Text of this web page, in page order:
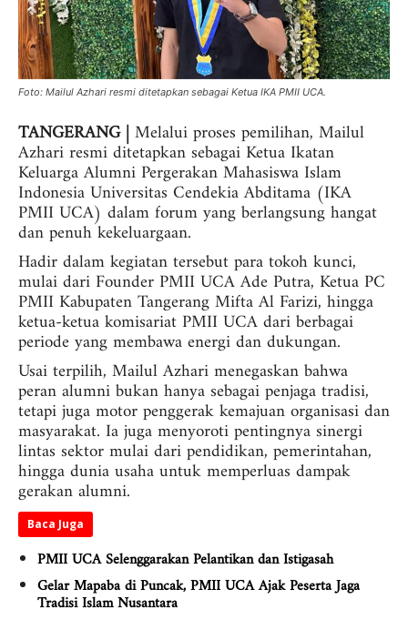
Foto: Mailul Azhari resmi ditetapkan sebagai Ketua IKA PMII UCA.
TANGERANG |Melalui proses pemilihan, Mailul
Azhari resmi ditetapkan sebagai Ketua Ikatan
Keluarga Alumni Pergerakan Mahasiswa Islam
Indonesia Universitas Cendekia Abditama (IKA
PMII UCA) dalam forum yang berlangsung hangat
dan penuh kekeluargaan.
Hadir dalam kegiatan tersebut para tokoh kunci,
mulai dari Founder PMII UCA Ade Putra, Ketua PC
PMII Kabupaten Tangerang Mifta Al Farizi, hingga
ketua-ketua komisariat PMII UCA dari berbagai
periode yang membawa energi dan dukungan.
Usai terpilih, Mailul Azhari menegaskan bahwa
peran alumni bukan hanya sebagai penjaga tradisi,
tetapi juga motor penggerak kemajuan organisasi dan
masyarakat. Ia juga menyoroti pentingnya sinergi
lintas sektor mulai dari pendidikan, pemerintahan,
hingga dunia usaha untuk memperluas dampak
gerakan alumni.
Baca Juga
PMII UCA Selenggarakan Pelantikan dan Istigasah
Gelar Mapaba di Puncak, PMII UCA Ajak Peserta Jaga
Tradisi Islam Nusantara